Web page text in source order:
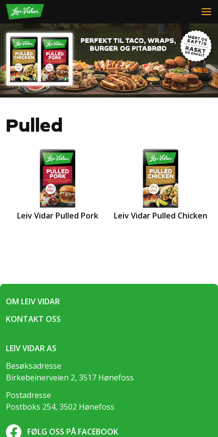
Pulled
Leiv Vidar Pulled Pork Leiv Vidar Pulled Chicken
OM LEIV VIDAR
KONTAKT OSS
LEIV VIDAR AS
Besøksadresse
Birkebeinerveien 2, 3517 Hønefoss
Postadresse
Postboks 254, 3502 Hønefoss
FØLG OSS PÅ FACEBOOK